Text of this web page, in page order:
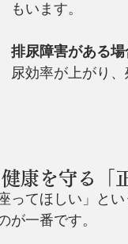
もいます。
排尿障害がある場
尿効率が上がり
康を守る「
座ってほしい」と
が一番です。